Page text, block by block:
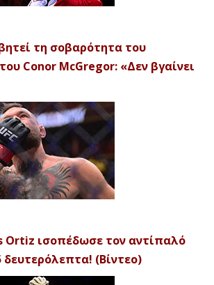
τη σοβαρότητα του
Conor McGregor: «Δεν βγαίνει
Ortiz ισοπέδωσε τον αντίπαλό
δευτερόλεπτα! (Βίντεο)